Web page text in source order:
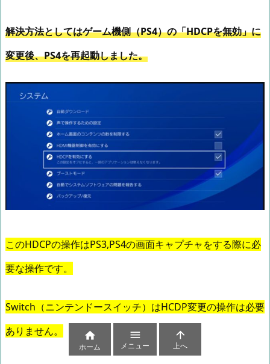
解決方法としてはゲーム機側（PS4）の「HDCPを無効」に
変更後、PS4を再起動しました。
このHDCPの操作はPS3,PS4の画面キャプチャをする際に必
要な操作です。
Switch（ニンテンドースイッチ）はHCDP変更の操作は必要
ありません。

ホーム

メニュー

上へ